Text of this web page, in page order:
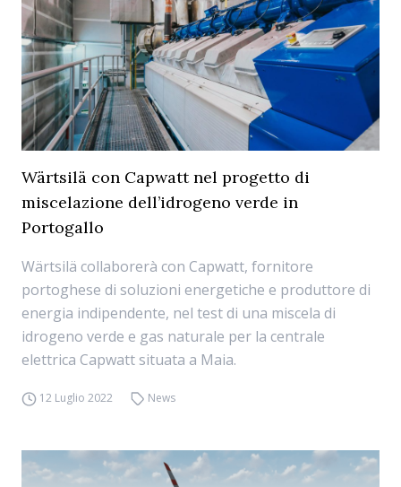
Wärtsilä con Capwatt nel progetto di
miscelazione dell’idrogeno verde in
Portogallo
Wärtsilä collaborerà con Capwatt, fornitore
portoghese di soluzioni energetiche e produttore di
energia indipendente, nel test di una miscela di
idrogeno verde e gas naturale per la centrale
elettrica Capwatt situata a Maia.
12 Luglio 2022 News